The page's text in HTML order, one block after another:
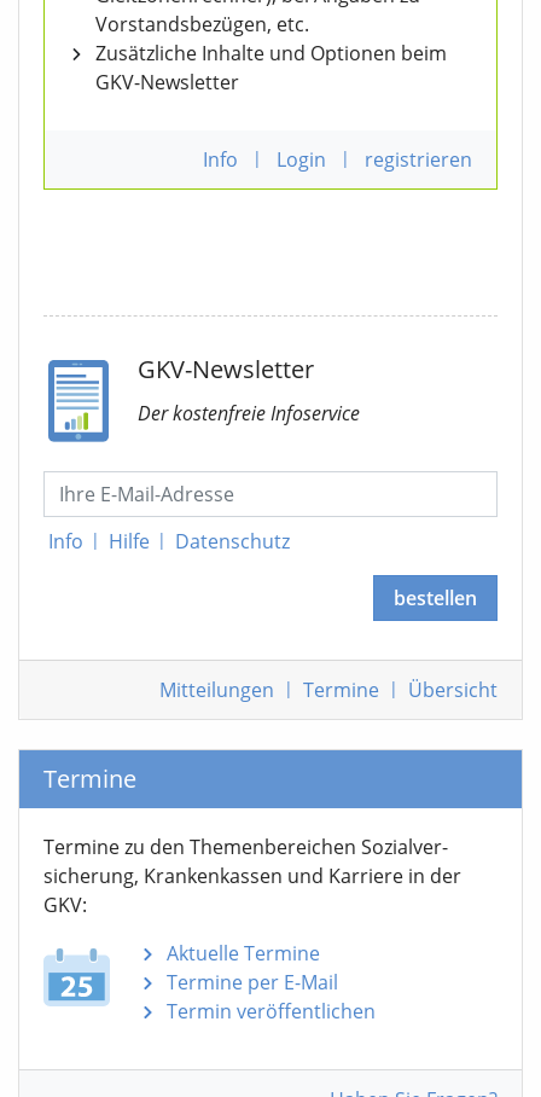
Vorstandsbezügen, etc.
Zusätzliche Inhalte und Optionen beim
GKV-Newsletter
Info | Login | registrieren
GKV-Newsletter
Der kostenfreie Infoservice
Info | Hilfe | Datenschutz
bestellen
Mitteilungen | Termine | Übersicht
Termine
Termine zu den Themen­bereichen Sozialver­
sicherung, Krankenkassen und Karriere in der
GKV:
Aktuelle Termine
Termine per E-Mail
Termin veröffentlichen